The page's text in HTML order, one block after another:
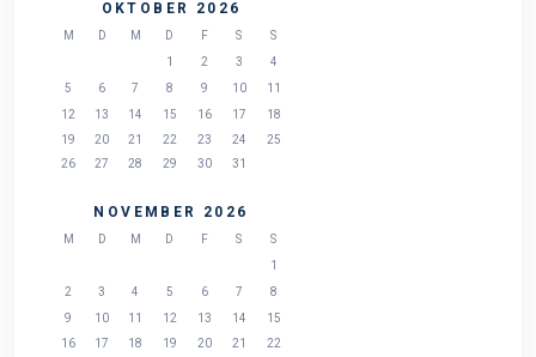
OKTOBER 2026
M D M D F S
S
1
2 3
4
5
6 7 8 9 10
11
12
13 14 15 16 17
18
19
20 21 22 23 24
25
26
27 28 29 30 31
NOVEMBER 2026
M D M D F S
S
1
2
3 4 5 6 7
8
9
10 11 12 13 14
15
16
17 18 19 20 21
22